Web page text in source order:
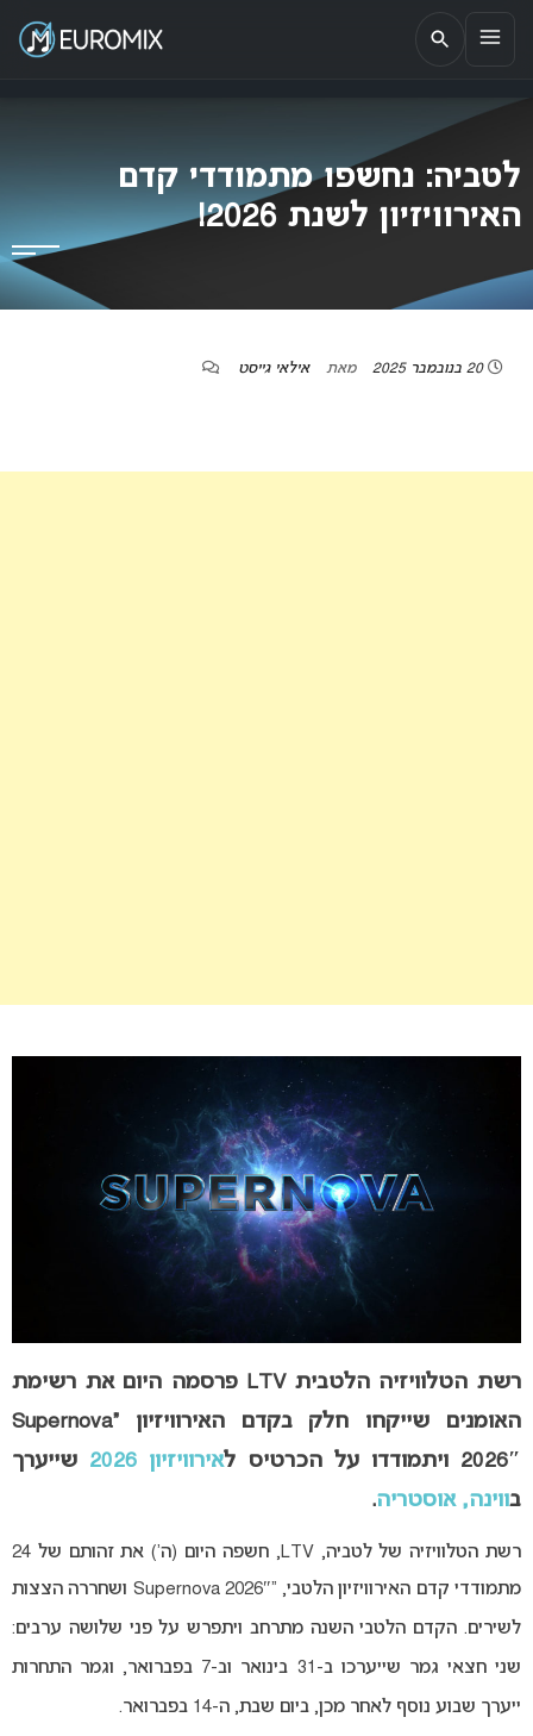
EUROMIX
אתר הבית של האירוויזיון בישראל
לטביה: נחשפו מתמודדי קדם
האירוויזיון לשנת 2026!
20 בנובמבר 2025 מאת אילאי גייסט
רשת הטלוויזיה הלטבית LTV פרסמה היום את רשימת
האומנים שייקחו חלק בקדם האירוויזיון “Supernova
2026″ ויתמודדו על הכרטיס ל
אירוויזיון 2026
שייערך
בווינה, אוסטריה.
רשת הטלוויזיה של לטביה, LTV, חשפה היום (ה’) את זהותם של 24
מתמודדי קדם האירוויזיון הלטבי, “
Supernova 2026″ ושחררה הצצות
לשירים. הקדם הלטבי השנה מתרחב ויתפרש על פני שלושה ערבים:
שני חצאי גמר שייערכו ב-31 בינואר וב-7 בפברואר, וגמר התחרות
ייערך שבוע נוסף לאחר מכן, ביום שבת, ה-14 בפברואר.